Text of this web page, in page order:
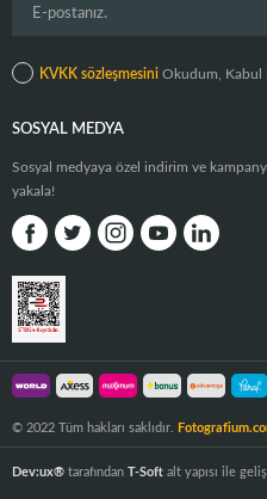
KVKK sözleşmesini Okudum, Kabul
SOSYAL MEDYA
Sosyal medyaya özel indirim ve
yakala!
© 2022 Tüm hakları saklıdır.
Dev:ux® tarafından T-Soft alt yapısı ile